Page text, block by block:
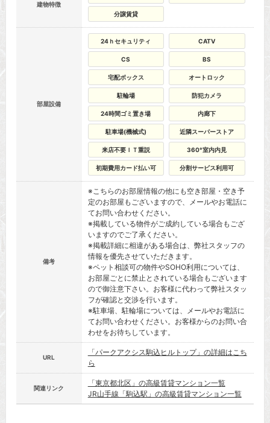
建物特徴
分譲賃貸
部屋設備
24ｈセキュリティ CATV
CS BS
宅配ボックス オートロック
駐輪場 防犯カメラ
24時間ゴミ置き場 内廊下
駐車場(機械式) 近隣スーパーストア
来店不要ＩＴ重説 360°室内内見
初期費用カード払い可 分割サービス利用可
備考
※こちらのお部屋情報の他にも空き部屋・空き予
定のお部屋もございますので、メールやお電話に
てお問い合わせください。
※掲載している物件がご成約している場合もござ
いますのでご了承ください。
※掲載詳細に相違がある場合は、弊社スタッフの
情報を優先させていただきます。
※ペット相談可の物件やSOHO利用については、
お部屋ごとに禁止とされている場合もございます
ので御注意下さい。お客様に代わって弊社スタッ
フが確認と交渉を行います。
※駐車場、駐輪場については、メールやお電話に
てお問い合わせください。お客様からのお問い合
わせをお待ちしています。
URL
「パークアクシス駒込ヒルトップ」の詳細はこち
ら
関連リンク
「東京都北区」の高級賃貸マンション一覧
JR山手線「駒込駅」の高級賃貸マンション一覧